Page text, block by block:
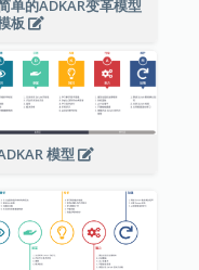
单的ADKAR变革模型
板
模型